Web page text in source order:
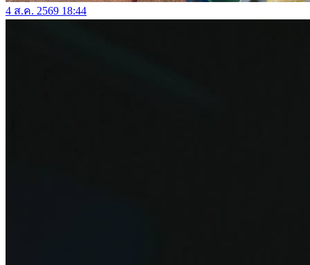
4 ส.ค. 2569 18:44